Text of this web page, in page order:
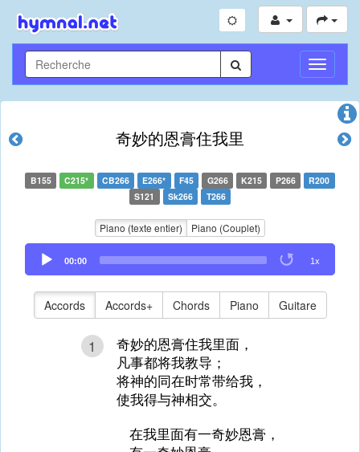
Toggle
奇妙的恩膏住我里
B155 C215* CB266 E266* F45 G266 K215 P266
R200
S121
Sk266 T266
Piano (texte entier) Piano (Couplet)
Audio
Player
00:00 1x
Accords Accords+ Chords Piano Guitare
1
奇妙的恩膏住我里面，
凡事都将我教导；
将神的同在时常带给我，
使我得与神相交。
在我里面有一奇妙恩膏，